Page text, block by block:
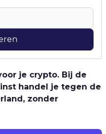
je crypto. Bij de
handel je tegen de
zonder